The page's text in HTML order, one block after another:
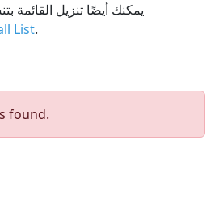
يمكنك أيضًا تنزيل القائمة
List.
found.